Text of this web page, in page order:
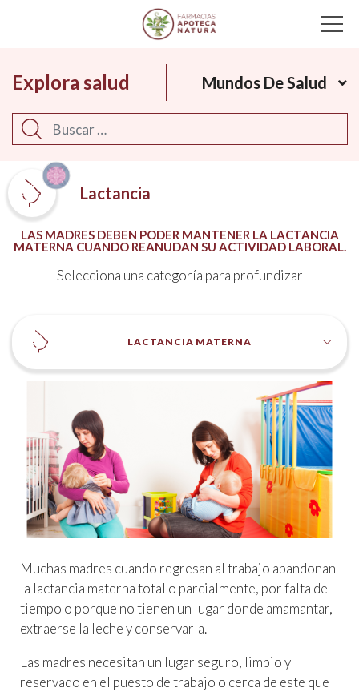
Main Navigation
Explora salud Mundos De Salud
Buscar
Lactancia
LAS MADRES DEBEN PODER MANTENER LA LACTANCIA
MATERNA CUANDO REANUDAN SU ACTIVIDAD LABORAL.
Selecciona una categoría para profundizar
LACTANCIA MATERNA
Muchas madres cuando regresan al trabajo abandonan
la lactancia materna total o parcialmente, por falta de
tiempo o porque no tienen un lugar donde amamantar,
extraerse la leche y conservarla.
Las madres necesitan un lugar seguro, limpio y
reservado en el puesto de trabajo o cerca de este que